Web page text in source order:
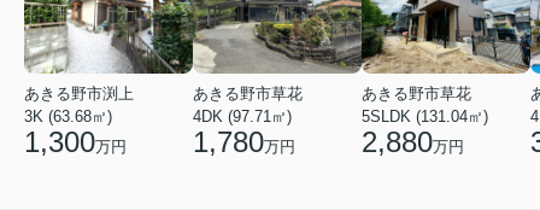
あきる野市渕上
3K (63.68㎡)
1,300万円
あきる野市草花
4DK (97.71㎡)
1,780万円
あきる野市草花
5SLDK (131.04㎡)
2,880万円